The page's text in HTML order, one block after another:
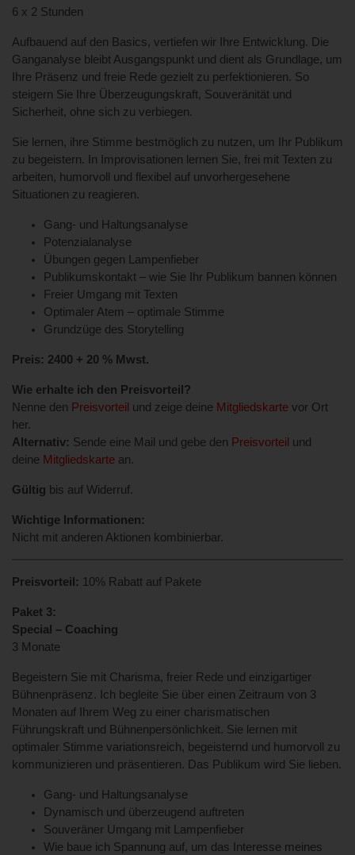
6 x 2 Stunden
Aufbauend auf den Basics, vertiefen wir Ihre Entwicklung. Die
Ganganalyse bleibt Ausgangspunkt und dient als Grundlage, um
Ihre Präsenz und freie Rede gezielt zu perfektionieren. So
steigern Sie Ihre Überzeugungskraft, Souveränität und
Sicherheit, ohne sich zu verbiegen.
Sie lernen, ihre Stimme bestmöglich zu nutzen, um Ihr Publikum
zu begeistern. In Improvisationen lernen Sie, frei mit Texten zu
arbeiten, humorvoll und flexibel auf unvorhergesehene
Situationen zu reagieren.
Gang- und Haltungsanalyse
Potenzialanalyse
Übungen gegen Lampenfieber
Publikumskontakt – wie Sie Ihr Publikum bannen können
Freier Umgang mit Texten
Optimaler Atem – optimale Stimme
Grundzüge des Storytelling
Preis: 2400 + 20 % Mwst.
Wie erhalte ich den Preisvorteil?
Nenne den Preisvorteil und zeige deine Mitgliedskarte vor Ort
her.
Alternativ: Sende eine Mail und gebe den Preisvorteil und
deine Mitgliedskarte an.
Gültig bis auf Widerruf.
Wichtige Informationen:
Nicht mit anderen Aktionen kombinierbar.
Preisvorteil: 10% Rabatt auf Pakete
Paket 3:
Special – Coaching
3 Monate
Begeistern Sie mit Charisma, freier Rede und einzigartiger
Bühnenpräsenz. Ich begleite Sie über einen Zeitraum von 3
Monaten auf Ihrem Weg zu einer charismatischen
Führungskraft und Bühnenpersönlichkeit. Sie lernen mit
optimaler Stimme variationsreich, begeisternd und humorvoll zu
kommunizieren und präsentieren. Das Publikum wird Sie lieben.
Gang- und Haltungsanalyse
Dynamisch und überzeugend auftreten
Souveräner Umgang mit Lampenfieber
Wie baue ich Spannung auf, um das Interesse meines